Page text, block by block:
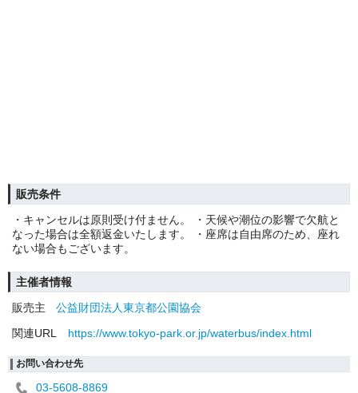
販売条件
・キャンセルは原則受け付ません。 ・天候や潮位の影響で欠航と
なった場合は全額返金いたします。 ・座席は自由席のため、座れ
ない場合もございます。
主催者情報
販売主
公益財団法人東京都公園協会
関連URL
https://www.tokyo-park.or.jp/waterbus/index.html
お問い合わせ先
03-5608-8869